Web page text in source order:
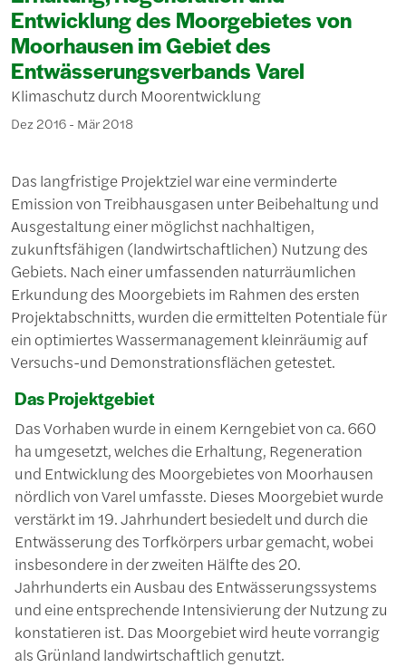
Entwicklung des Moorgebietes von
Moorhausen im Gebiet des
Entwässerungsverbands Varel
Klimaschutz durch Moorentwicklung
Dez 2016 - Mär 2018
Das langfristige Projektziel war eine verminderte
Emission von Treibhausgasen unter Beibehaltung und
Ausgestaltung einer möglichst nachhaltigen,
zukunftsfähigen (landwirtschaftlichen) Nutzung des
Gebiets. Nach einer umfassenden naturräumlichen
Erkundung des Moorgebiets im Rahmen des ersten
Projektabschnitts, wurden die ermittelten Potentiale für
ein optimiertes Wassermanagement kleinräumig auf
Versuchs-und Demonstrationsflächen getestet.
Das Projektgebiet
Das Vorhaben wurde in einem Kerngebiet von ca. 660
ha umgesetzt, welches die Erhaltung, Regeneration
und Entwicklung des Moorgebietes von Moorhausen
nördlich von Varel umfasste. Dieses Moorgebiet wurde
verstärkt im 19. Jahrhundert besiedelt und durch die
Entwässerung des Torfkörpers urbar gemacht, wobei
insbesondere in der zweiten Hälfte des 20.
Jahrhunderts ein Ausbau des Entwässerungssystems
und eine entsprechende Intensivierung der Nutzung zu
konstatieren ist. Das Moorgebiet wird heute vorrangig
als Grünland landwirtschaftlich genutzt.